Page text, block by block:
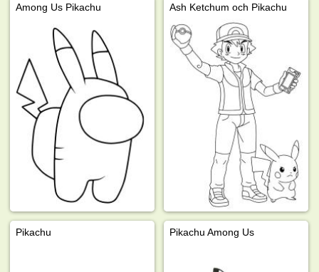
Among Us Pikachu Ash Ketchum och Pikachu
Pikachu Pikachu Among Us